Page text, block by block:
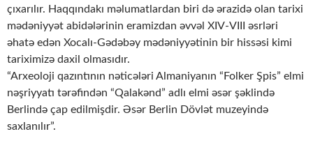
çıxarılır. Haqqındakı məlumatlardan biri də ərazidə olan tarixi
mədəniyyət abidələrinin eramizdan əvvəl XIV-VIII əsrləri
əhatə edən Xocalı-Gədəbəy mədəniyyətinin bir hissəsi kimi
tariximizə daxil olmasıdır.
“Arxeoloji qazıntının nəticələri Almaniyanın “Folker Şpis” elmi
nəşriyyatı tərəfindən “Qalakənd” adlı elmi əsər şəklində
Berlində çap edilmişdir. Əsər Berlin Dövlət muzeyində
saxlanılır”.